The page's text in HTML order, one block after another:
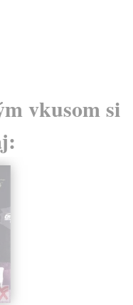
vkusom si